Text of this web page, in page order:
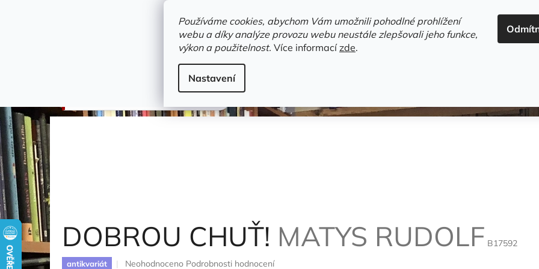
Používáme cookies, abychom Vám umožnili pohodlné prohlížení
webu a díky analýze provozu webu neustále zlepšovali jeho funkce,
výkon a použitelnost. Více informacízde.
Nastavení
HLEDAT
Novinky Trvalky a bestsellery
Matys Rudolf
DOBROU CHUŤ! MATYS RUDOLF B17592
antikvariát
Průměrné
Neohodnoceno Podrobnosti hodnocení